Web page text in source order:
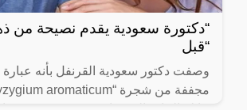
“دكتورة سعودية يقدم نصيحة من
“قبل
وصفت دكتور سعودية القرنفل بأنه